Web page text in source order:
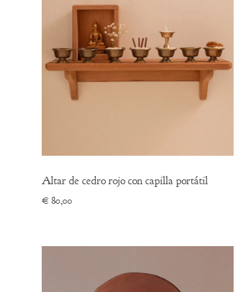
Altar de cedro rojo con capilla portátil
€ 80,00